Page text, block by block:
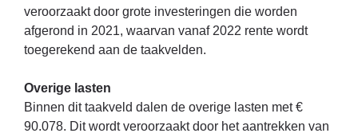
veroorzaakt door grote investeringen die worden
afgerond in 2021, waarvan vanaf 2022 rente wordt
toegerekend aan de taakvelden.
Overige lasten
Binnen dit taakveld dalen de overige lasten met €
90.078. Dit wordt veroorzaakt door het aantrekken van